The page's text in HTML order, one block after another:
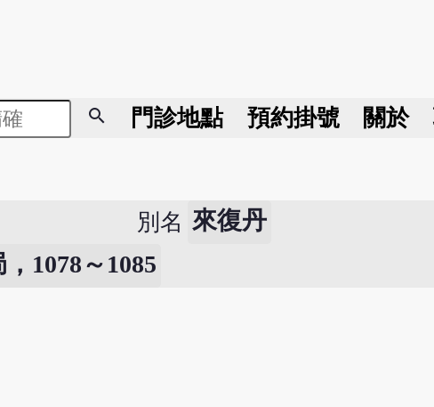
search 門診地點 預約掛號 關於
別名 來復丹
1078～1085